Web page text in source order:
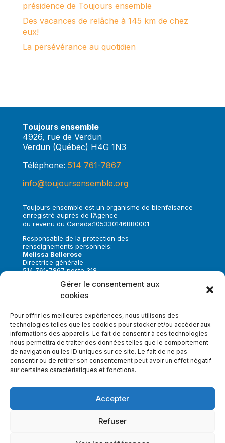
Gérer le consentement aux
cookies
Pour offrir les meilleures expériences, nous utilisons des
technologies telles que les cookies pour stocker et/ou accéder aux
informations des appareils. Le fait de consentir à ces technologies
nous permettra de traiter des données telles que le comportement
de navigation ou les ID uniques sur ce site. Le fait de ne pas
consentir ou de retirer son consentement peut avoir un effet négatif
sur certaines caractéristiques et fonctions.
Accepter
Refuser
présidence de Toujours ensemble
Des vacances de relâche à 145 km de chez
eux!
La persévérance au quotidien
Toujours ensemble
4926, rue de Verdun
Verdun (Québec) H4G 1N3
Téléphone: 514 761-7867
info@toujoursensemble.org
Toujours ensemble est un organisme de bienfaisance
enregistré auprès de l’Agence
du revenu du Canada:105330146RR0001
Responsable de la protection des
renseignements personnels:
Melissa Bellerose
Directrice générale
514 761-7867 poste 318
Faire un don
Inscrivez-vous à notre infolettre